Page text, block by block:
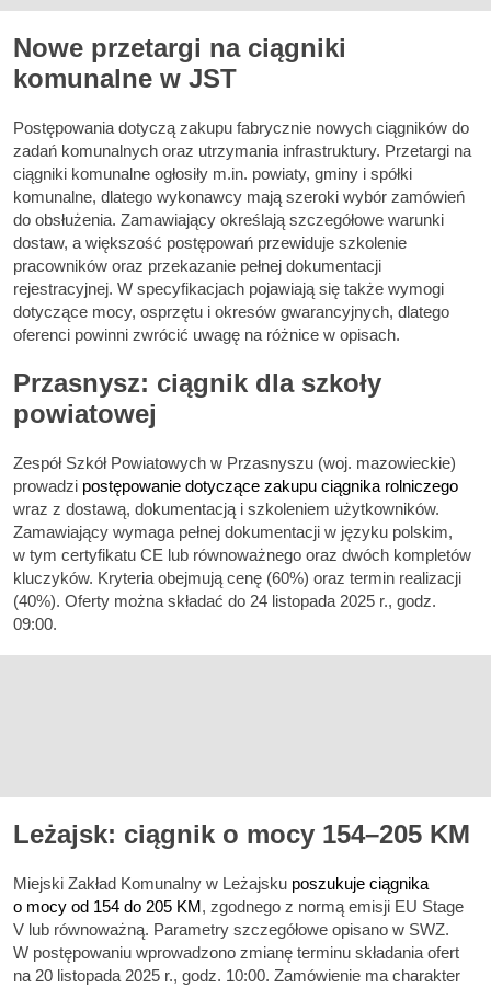
Nowe przetargi na ciągniki
komunalne w JST
Postępowania dotyczą zakupu fabrycznie nowych ciągników do
zadań komunalnych oraz utrzymania infrastruktury. Przetargi na
ciągniki komunalne ogłosiły m.in. powiaty, gminy i spółki
komunalne, dlatego wykonawcy mają szeroki wybór zamówień
do obsłużenia. Zamawiający określają szczegółowe warunki
dostaw, a większość postępowań przewiduje szkolenie
pracowników oraz przekazanie pełnej dokumentacji
rejestracyjnej. W specyfikacjach pojawiają się także wymogi
dotyczące mocy, osprzętu i okresów gwarancyjnych, dlatego
oferenci powinni zwrócić uwagę na różnice w opisach.
Przasnysz: ciągnik dla szkoły
powiatowej
Zespół Szkół Powiatowych w Przasnyszu (woj. mazowieckie)
prowadzi postępowanie dotyczące zakupu ciągnika rolniczego
wraz z dostawą, dokumentacją i szkoleniem użytkowników.
Zamawiający wymaga pełnej dokumentacji w języku polskim,
w tym certyfikatu CE lub równoważnego oraz dwóch kompletów
kluczyków. Kryteria obejmują cenę (60%) oraz termin realizacji
(40%). Oferty można składać do 24 listopada 2025 r., godz.
09:00.
Leżajsk: ciągnik o mocy 154–205 KM
Miejski Zakład Komunalny w Leżajsku poszukuje ciągnika
o mocy od 154 do 205 KM, zgodnego z normą emisji EU Stage
V lub równoważną. Parametry szczegółowe opisano w SWZ.
W postępowaniu wprowadzono zmianę terminu składania ofert
na 20 listopada 2025 r., godz. 10:00. Zamówienie ma charakter